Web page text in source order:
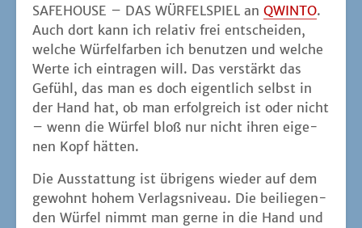
SAFEHOUSE – DAS WÜRFELSPIEL an QWINTO.
Auch dort kann ich rela­tiv frei ent­schei­den,
wel­che Wür­fel­far­ben ich benut­zen und wel­che
Wer­te ich ein­tra­gen will. Das ver­stärkt das
Gefühl, das man es doch eigent­lich selbst in
der Hand hat, ob man erfolg­reich ist oder nicht
– wenn die Wür­fel bloß nur nicht ihren eige­
nen Kopf hätten.
Die Aus­stat­tung ist übri­gens wie­der auf dem
gewohnt hohem Ver­lags­ni­veau. Die bei­lie­gen­
den Wür­fel nimmt man ger­ne in die Hand und